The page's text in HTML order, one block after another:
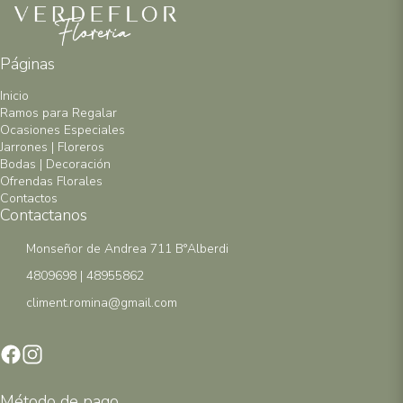
Páginas
Inicio
Ramos para Regalar
Ocasiones Especiales
Jarrones | Floreros
Bodas | Decoración
Ofrendas Florales
Contactos
Contactanos
Monseñor de Andrea 711 B°Alberdi
4809698 | 48955862
climent.romina@gmail.com